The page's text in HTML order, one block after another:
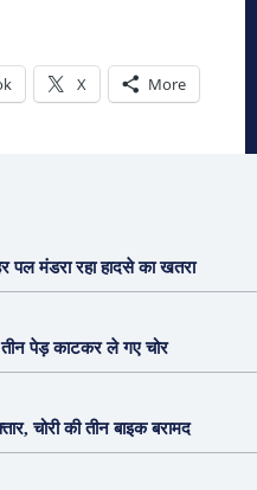
X More
पल मंडरा रहा हादसे का खतरा
पेड़ काटकर ले गए चोर
चोरी की तीन बाइक बरामद